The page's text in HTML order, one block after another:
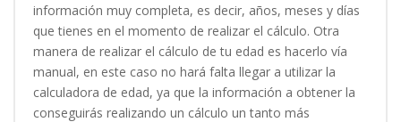
información muy completa, es decir, años, meses y días
que tienes en el momento de realizar el cálculo. Otra
manera de realizar el cálculo de tu edad es hacerlo vía
manual, en este caso no hará falta llegar a utilizar la
calculadora de edad, ya que la información a obtener la
conseguirás realizando un cálculo un tanto más